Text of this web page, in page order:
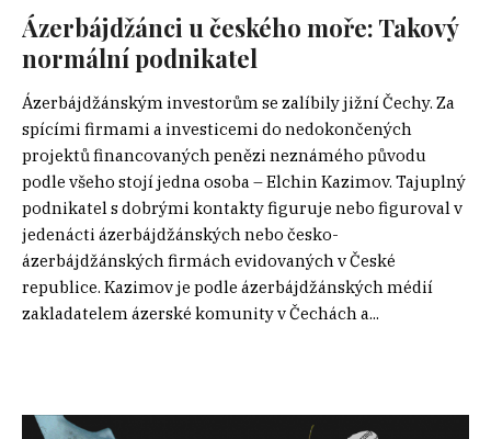
Ázerbájdžánci u českého moře: Takový
normální podnikatel
Ázerbájdžánským investorům se zalíbily jižní Čechy. Za
spícími firmami a investicemi do nedokončených
projektů financovaných penězi neznámého původu
podle všeho stojí jedna osoba – Elchin Kazimov. Tajuplný
podnikatel s dobrými kontakty figuruje nebo figuroval v
jedenácti ázerbájdžánských nebo česko-
ázerbájdžánských firmách evidovaných v České
republice. Kazimov je podle ázerbájdžánských médií
zakladatelem ázerské komunity v Čechách a...